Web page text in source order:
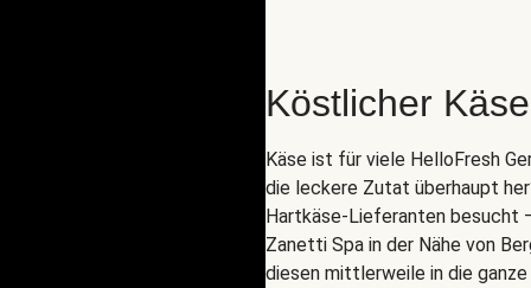
Köstlicher
Käse ist für viele HelloFresh
die leckere Zutat überhaupt
Hartkäse-Lieferanten besucht
Zanetti Spa in der Nähe von
diesen mittlerweile in die